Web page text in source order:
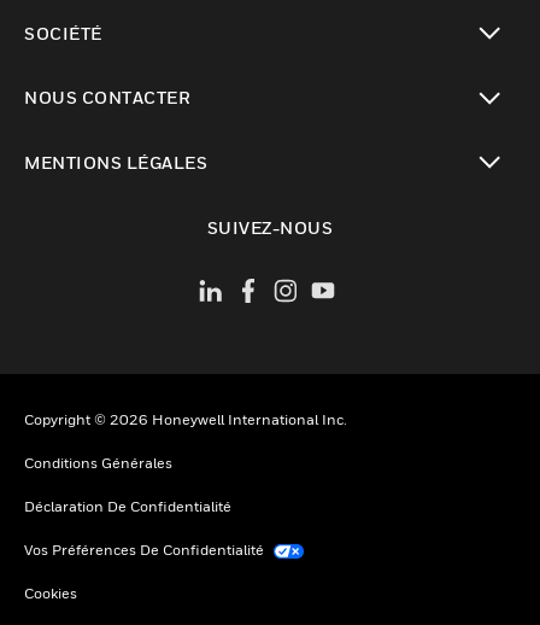
SOCIÉTÉ
NOUS CONTACTER
MENTIONS LÉGALES
SUIVEZ-NOUS
Copyright © 2026 Honeywell International Inc.
Conditions Générales
Déclaration De Confidentialité
Vos Préférences De Confidentialité
Cookies